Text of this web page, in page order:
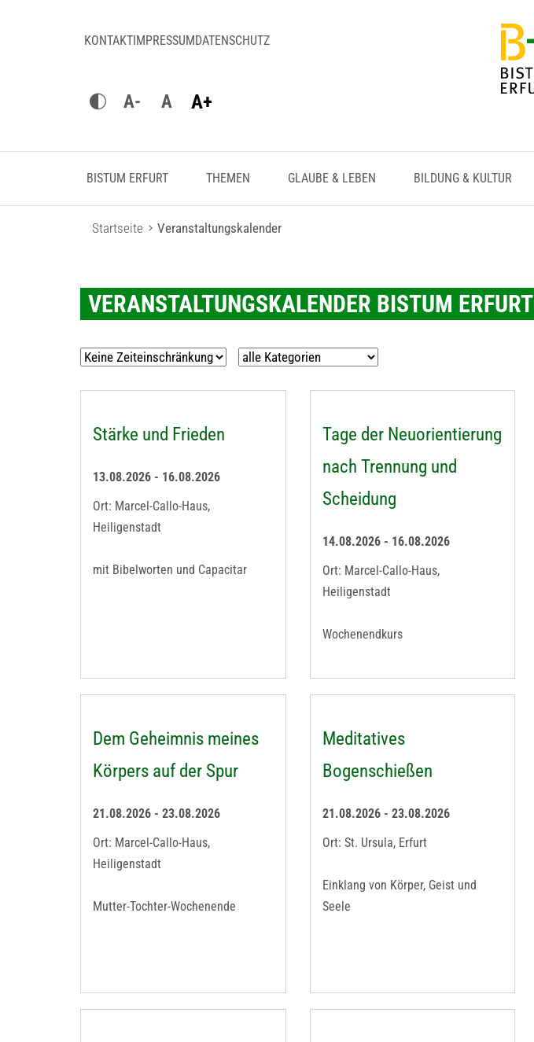
KONTAKTIMPRESSUMDATENSCHUTZ
A- A A+
BISTUM ERFURT THEMEN GLAUBE & LEBEN BILDUNG & KULTUR
Startseite Veranstaltungskalender
VERANSTALTUNGSKALENDER BISTUM ERFURT
Stärke und Frieden
13.08.2026 - 16.08.2026
Ort: Marcel-Callo-Haus,
Heiligenstadt
mit Bibelworten und Capacitar
Tage der Neuorientierung
nach Trennung und
Scheidung
14.08.2026 - 16.08.2026
Ort: Marcel-Callo-Haus,
Heiligenstadt
Wochenendkurs
Dem Geheimnis meines
Körpers auf der Spur
21.08.2026 - 23.08.2026
Ort: Marcel-Callo-Haus,
Heiligenstadt
Mutter-Tochter-Wochenende
Meditatives
Bogenschießen
21.08.2026 - 23.08.2026
Ort: St. Ursula, Erfurt
Einklang von Körper, Geist und
Seele